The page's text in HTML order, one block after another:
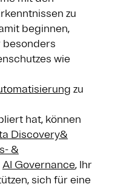
zu
beginnen,
besonders
wie
zu
hat, können
Discovery&
&
AI Governance, Ihr
sich für eine